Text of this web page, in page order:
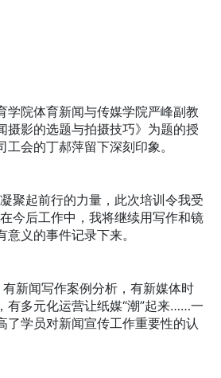
院体育新闻与传媒学院严峰副教
摄影的选题与拍摄技巧》为题的授
会的丁郝萍留下深刻印象。
起前行的力量，此次培训令我受
今后工作中，我将继续用写作和镜
义的事件记录下来。
闻写作案例分析，有新媒体时
有多元化运营让纸媒“潮”起来……一
了学员对新闻宣传工作重要性的认